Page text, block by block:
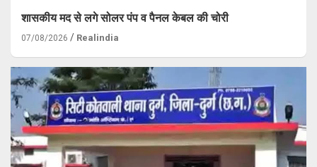
शासकीय मद से लगे सोलर पंप व पैनल केबल की चोरी
07/08/2026 Realindia